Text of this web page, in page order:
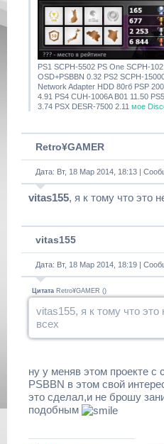
PS1 SCPH-5502 PS One SCPH-
OSD+PSBBN 0.32 PS2 SCPH-
Network Adapter HDD 80гб PSP
4.91 PS4 CUH-1006A B01 11.50
3.74 PSX DESR-7500 2.11 мое
Retro¥GAMER
Дата: Вт, 18 Мар 2014, 18:13 |
vitas155, я к тому что это
vitas155
Дата: Вт, 18 Мар 2014, 18:19 |
Цитата Retro¥GAMER ()
vitas155, я к тому что это
всех
ну у меняв этом проекте с
PSBBN в этом свой
это сделал,и не брошу
подобным